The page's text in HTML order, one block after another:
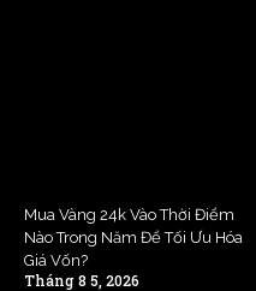
Mua Vàng 24k Vào Thời Điểm
Nào Trong Năm Để Tối Ưu Hóa
Giá Vốn?
Tháng 8 5, 2026